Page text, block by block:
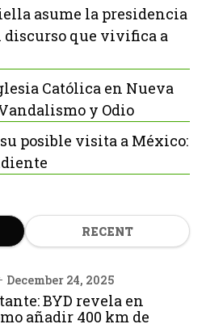
asume la presidencia
discurso que vivifica a
Católica en Nueva
y Odio
posible visita a México:
RECENT
December 24, 2025
BYD revela en
añadir 400 km de